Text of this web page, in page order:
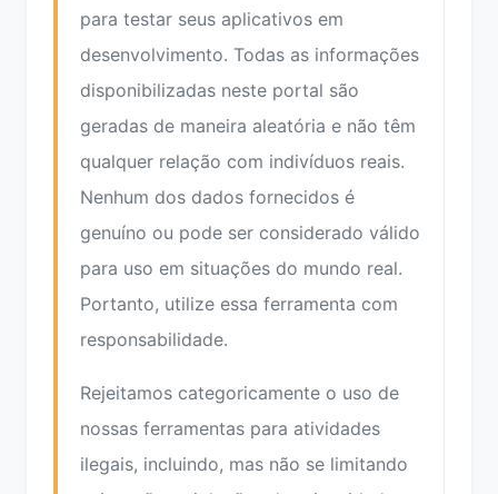
para testar seus aplicativos em
desenvolvimento. Todas as informações
disponibilizadas neste portal são
geradas de maneira aleatória e não têm
qualquer relação com indivíduos reais.
Nenhum dos dados fornecidos é
genuíno ou pode ser considerado válido
para uso em situações do mundo real.
Portanto, utilize essa ferramenta com
responsabilidade.
Rejeitamos categoricamente o uso de
nossas ferramentas para atividades
ilegais, incluindo, mas não se limitando